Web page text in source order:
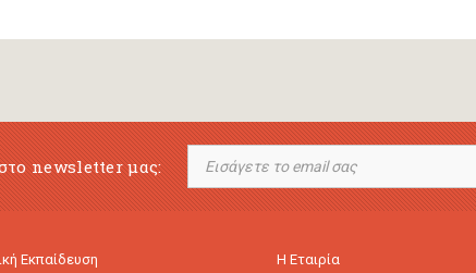
newsletter μας:
Εκπαίδευση Η Εταιρία